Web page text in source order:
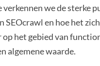
verkennen we de sterke
SEOcrawl en hoe het
het gebied van
algemene waarde.